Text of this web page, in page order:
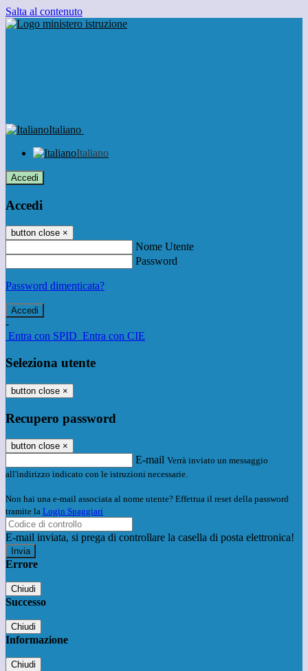
Salta al contenuto
Italiano
Italiano
Accedi
Accedi
button close ×
Nome Utente
Password
Password dimenticata?
-
Entra con SPID Entra con CIE
Seleziona utente
button close ×
Recupero password
button close ×
E-mail Verrà inviato un messaggio
all'indirizzo indicato con le istruzioni necessarie.
Non hai una e-mail associata al nome utente? Effettua il reset della password
tramite la Login Spaggiari
E-mail inviata, si prega di controllare la casella di posta elettronica!
Errore
Chiudi
Successo
Chiudi
Informazione
Chiudi